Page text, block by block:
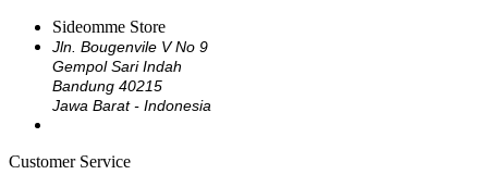
Sideomme Store
Jln. Bougenvile V No 9
Gempol Sari Indah
Bandung 40215
Jawa Barat - Indonesia
Customer Service